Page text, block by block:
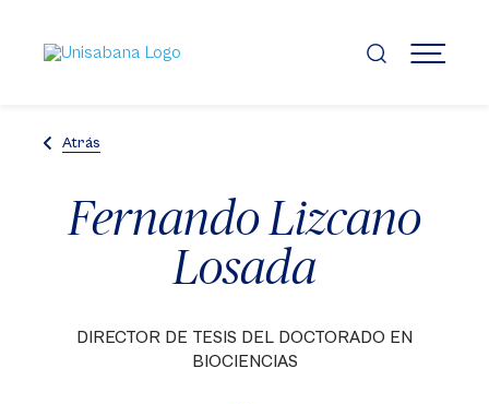
contenido
principal
MENÚ
Atrás
Fernando Lizcano
Losada
DIRECTOR DE TESIS DEL DOCTORADO EN
BIOCIENCIAS